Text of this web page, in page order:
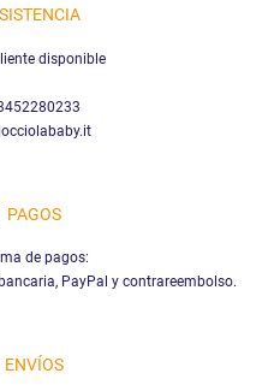
disponible
PAGOS
de pagos:
PayPal y contrareembolso.
ENVÍOS